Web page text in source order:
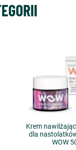
Krem
dla
WOW